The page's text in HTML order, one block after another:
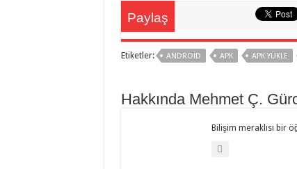
Paylaş
Etiketler: ANDROID APK APK YÜKLE
Hakkında Mehmet Ç.
Bilişim meraklısı bir